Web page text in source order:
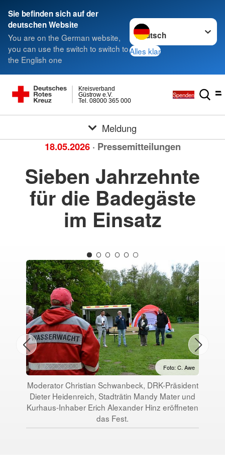
Sie befinden sich auf der
deutschen Website
You are on the German website,
you can use the switch to switch to
the English one
Sprache wechseln zu
Alles klar
Tel. 08000 365 000
Güstrow e.V.
Kreisverband
Spenden
Meldung
18.05.2026 · Pressemitteilungen
Sieben Jahrzehnte
für die Badegäste
im Einsatz
Foto: C. Awe
Moderator Christian Schwanbeck, DRK-Präsident
Dieter Heidenreich, Stadträtin Mandy Mater und
Kurhaus-Inhaber Erich Alexander Hinz eröffneten
das Fest.